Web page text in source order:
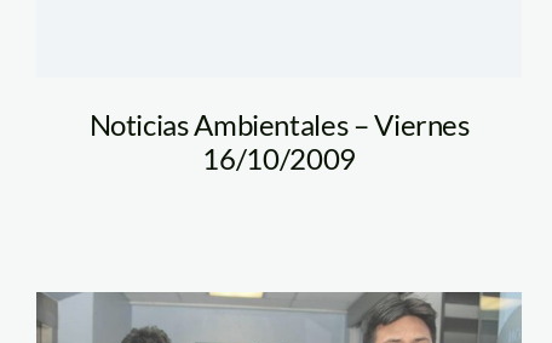
Noticias Ambientales – Viernes
16/10/2009